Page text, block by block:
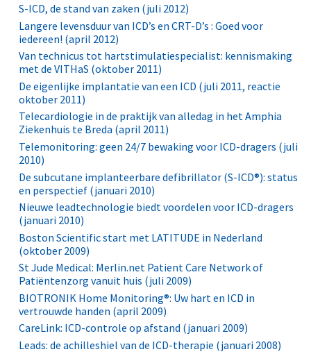
S-ICD, de stand van zaken (juli 2012)
Langere levensduur van ICD’s en CRT-D’s : Goed voor
iedereen! (april 2012)
Van technicus tot hartstimulatiespecialist: kennismaking
met de VITHaS (oktober 2011)
De eigenlijke implantatie van een ICD (juli 2011, reactie
oktober 2011)
Telecardiologie in de praktijk van alledag in het Amphia
Ziekenhuis te Breda (april 2011)
Telemonitoring: geen 24/7 bewaking voor ICD-dragers (juli
2010)
De subcutane implanteerbare defibrillator (S-ICD®): status
en perspectief (januari 2010)
Nieuwe leadtechnologie biedt voordelen voor ICD-dragers
(januari 2010)
Boston Scientific start met LATITUDE in Nederland
(oktober 2009)
St Jude Medical: Merlin.net Patient Care Network of
Patiëntenzorg vanuit huis (juli 2009)
BIOTRONIK Home Monitoring®: Uw hart en ICD in
vertrouwde handen (april 2009)
CareLink: ICD-controle op afstand (januari 2009)
Leads: de achilleshiel van de ICD-therapie (januari 2008)